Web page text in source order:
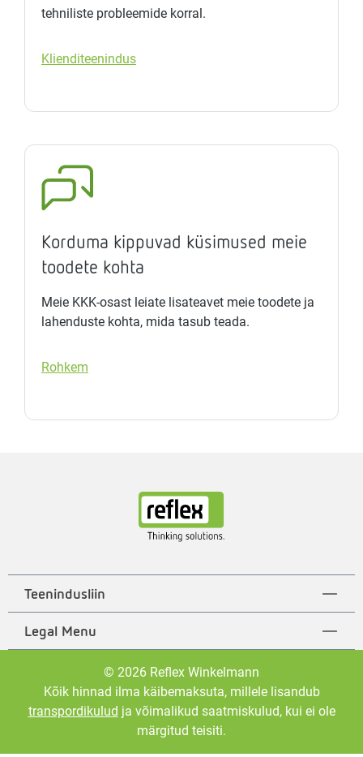
tehniliste probleemide korral.
Klienditeenindus
Korduma kippuvad küsimused meie
toodete kohta
Meie KKK-osast leiate lisateavet meie toodete ja
lahenduste kohta, mida tasub teada.
Rohkem
Teenindusliin
Legal Menu
© 2026 Reflex Winkelmann
Kõik hinnad ilma käibemaksuta, millele lisandub
transpordikulud ja võimalikud saatmiskulud, kui ei ole
märgitud teisiti.